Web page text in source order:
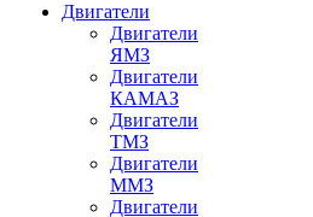
Двигатели
Двигатели
ЯМЗ
Двигатели
КАМАЗ
Двигатели
ТМЗ
Двигатели
ММЗ
Двигатели